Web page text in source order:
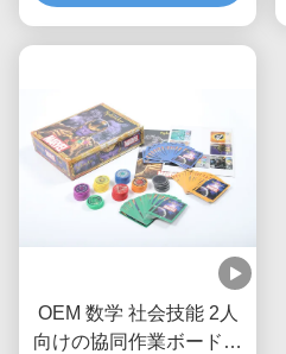
OEM 数学 社会技能 2人
向けの協同作業ボードゲ